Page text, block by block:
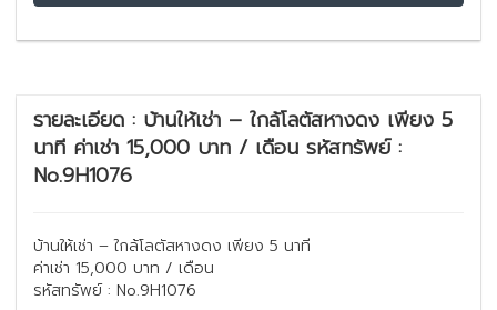
รายละเอียด : บ้านให้เช่า – ใกล้โลตัสหางดง เพียง 5
นาที ค่าเช่า 15,000 บาท / เดือน รหัสทรัพย์ :
No.9H1076
บ้านให้เช่า – ใกล้โลตัสหางดง เพียง 5 นาที
ค่าเช่า 15,000 บาท / เดือน
รหัสทรัพย์ : No.9H1076